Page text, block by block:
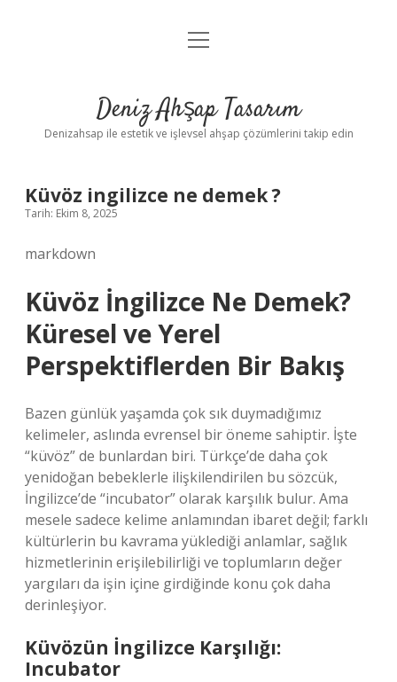
Anasayfa
Yasal Uyarı
menüyü
Deniz Ahşap Tasarım
Denizahsap ile estetik ve işlevsel ahşap çözümlerini takip edin
Küvöz ingilizce ne demek ?
Tarih: Ekim 8, 2025
markdown
Küvöz İngilizce Ne Demek?
Küresel ve Yerel
Perspektiflerden Bir Bakış
Bazen günlük yaşamda çok sık duymadığımız
kelimeler, aslında evrensel bir öneme sahiptir. İşte
“küvöz” de bunlardan biri. Türkçe’de daha çok
yenidoğan bebeklerle ilişkilendirilen bu sözcük,
İngilizce’de “incubator” olarak karşılık bulur. Ama
mesele sadece kelime anlamından ibaret değil; farklı
kültürlerin bu kavrama yüklediği anlamlar, sağlık
hizmetlerinin erişilebilirliği ve toplumların değer
yargıları da işin içine girdiğinde konu çok daha
derinleşiyor.
Küvözün İngilizce Karşılığı:
Incubator